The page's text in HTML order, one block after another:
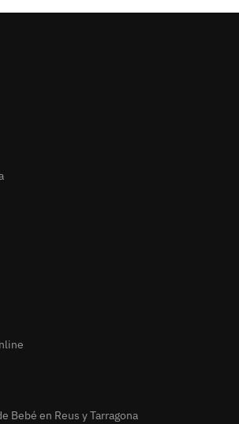
Bebé en Reus y Tarragona